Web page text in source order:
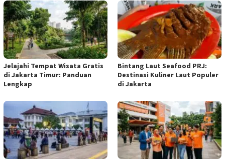
Jelajahi Tempat Wisata Gratis
di Jakarta Timur: Panduan
Lengkap
Bintang Laut Seafood PRJ:
Destinasi Kuliner Laut Populer
di Jakarta